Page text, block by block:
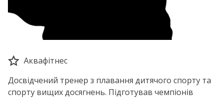
Аквафітнес
Досвідчений тренер з плавання дитячого спорту та
спорту вищих досягнень. Підготував чемпіонів